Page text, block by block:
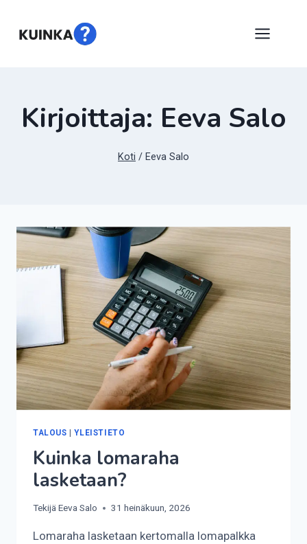
sisältöön
Kirjoittaja: Eeva Salo
Koti / Eeva Salo
TALOUS |YLEISTIETO
Kuinka lomaraha
lasketaan?
Tekijä Eeva Salo 31 heinäkuun, 2026
Lomaraha lasketaan kertomalla lomapalkka